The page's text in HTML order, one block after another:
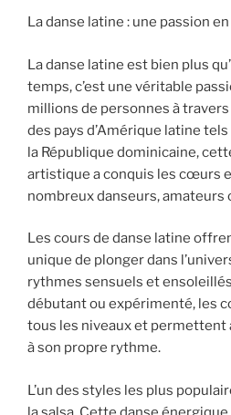
La danse latine : une passion
La danse latine est bien plus
temps, c’est une véritable
millions de personnes à
des pays d’Amérique latine
la République dominicaine,
artistique a conquis les cœurs
nombreux danseurs, amateurs
Les cours de danse latine
unique de plonger dans
rythmes sensuels et
débutant ou expérimenté, les
tous les niveaux et permettent
à son propre rythme.
L’un des styles les plus